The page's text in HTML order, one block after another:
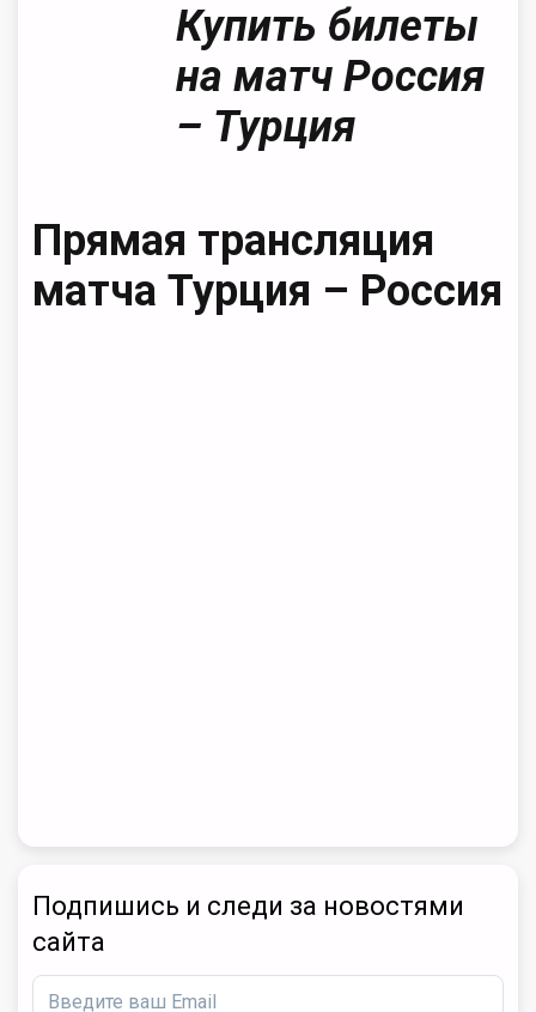
Купить билеты
на матч Россия
– Турция
Прямая трансляция
матча Турция – Россия
Подпишись и следи за новостями
сайта